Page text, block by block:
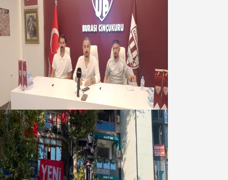
Oğuzbeyi : Transferlerde takımın
geleceğini, kulübün ekonomisini
düşündük